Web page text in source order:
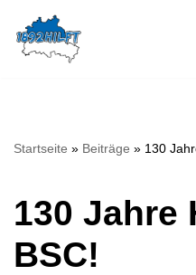
Zum
Startseite » Beiträge » 130
130 Jahre
BSC!